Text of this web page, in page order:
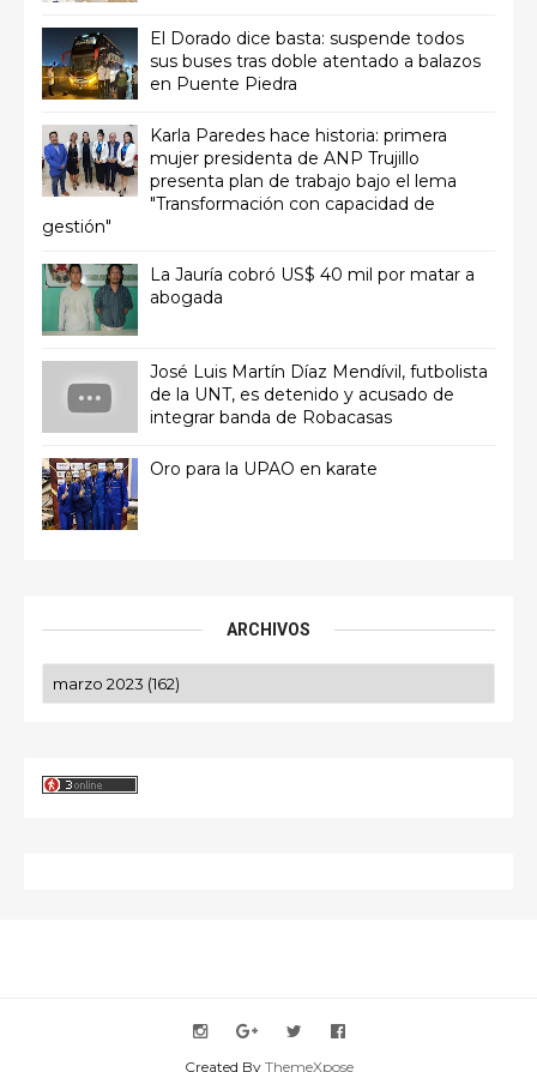
El Dorado dice basta: suspende todos
sus buses tras doble atentado a balazos
en Puente Piedra
Karla Paredes hace historia: primera
mujer presidenta de ANP Trujillo
presenta plan de trabajo bajo el lema
"Transformación con capacidad de
gestión"
La Jauría cobró US$ 40 mil por matar a
abogada
José Luis Martín Díaz Mendívil, futbolista
de la UNT, es detenido y acusado de
integrar banda de Robacasas
Oro para la UPAO en karate
ARCHIVOS
Created By ThemeXpose